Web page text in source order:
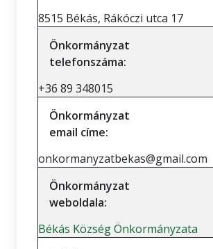
8515 Békás, Rákóczi utca 17
Önkormányzat
telefonszáma:
+36 89 348015
Önkormányzat
email címe:
onkormanyzatbekas@gmail.com
Önkormányzat
weboldala:
Békás Község Önkormányzata